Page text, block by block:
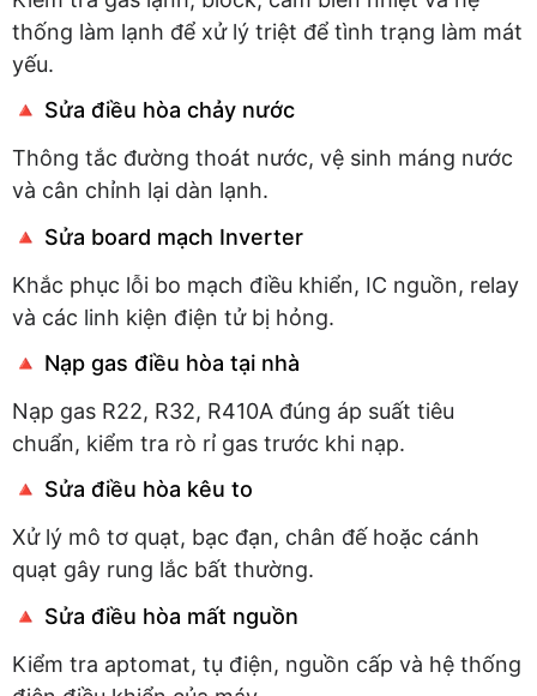
thống làm lạnh để xử lý triệt để tình trạng làm mát
yếu.
🔺 Sửa điều hòa chảy nước
Thông tắc đường thoát nước, vệ sinh máng nước
và cân chỉnh lại dàn lạnh.
🔺 Sửa board mạch Inverter
Khắc phục lỗi bo mạch điều khiển, IC nguồn, relay
và các linh kiện điện tử bị hỏng.
🔺 Nạp gas điều hòa tại nhà
Nạp gas R22, R32, R410A đúng áp suất tiêu
chuẩn, kiểm tra rò rỉ gas trước khi nạp.
🔺 Sửa điều hòa kêu to
Xử lý mô tơ quạt, bạc đạn, chân đế hoặc cánh
quạt gây rung lắc bất thường.
🔺 Sửa điều hòa mất nguồn
Kiểm tra aptomat, tụ điện, nguồn cấp và hệ thống